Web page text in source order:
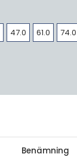
47.0 61.0 74.0
Benämning